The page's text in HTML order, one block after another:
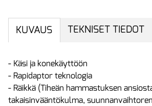
KUVAUS TEKNISET TIEDOT
- Käsi ja konekäyttöön
- Rapidaptor teknologia
- Räikkä (Tiheän hammastuksen
takaisinvääntökulma,